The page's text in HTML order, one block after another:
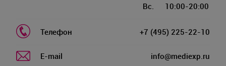
Вс. 10:00-20:00
Телефон +7 (495) 225-22-10
E-mail info@mediexp.ru